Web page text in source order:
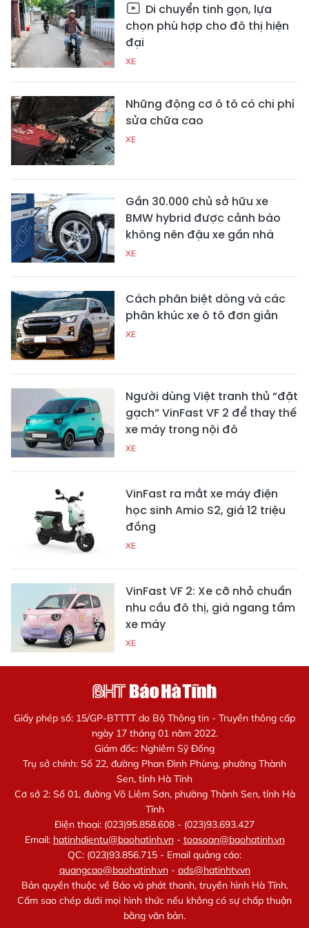
Di chuyển tinh gọn, lựa
chọn phù hợp cho đô thị hiện
đại
XE
Những động cơ ô tô có chi phí
sửa chữa cao
XE
Gần 30.000 chủ sở hữu xe
BMW hybrid được cảnh báo
không nên đậu xe gần nhà
XE
Cách phân biệt dòng và các
phân khúc xe ô tô đơn giản
XE
Người dùng Việt tranh thủ “đặt
gạch” VinFast VF 2 để thay thế
xe máy trong nội đô
XE
VinFast ra mắt xe máy điện
học sinh Amio S2, giá 12 triệu
đồng
XE
VinFast VF 2: Xe cỡ nhỏ chuẩn
nhu cầu đô thị, giá ngang tầm
xe máy
XE
Giấy phép số: 15/GP-BTTTT do Bộ Thông tin - Truyền thông cấp
ngày 17 tháng 01 năm 2022.
Giám đốc: Nghiêm Sỹ Đống
Trụ sở chính: Số 22, đường Phan Đình Phùng, phường Thành
Sen, tỉnh Hà Tĩnh
Cơ sở 2: Số 01, đường Võ Liêm Sơn, phường Thành Sen, tỉnh Hà
Tĩnh
Điện thoại: (023)95.858.608 - (023)93.693.427
Email: hatinhdientu@baohatinh.vn- toasoan@baohatinh.vn
QC: (023)93.856.715 - Email quảng cáo:
quangcao@baohatinh.vn- ads@hatinhtv.vn
Bản quyền thuộc về Báo và phát thanh, truyền hình Hà Tĩnh.
Cấm sao chép dưới mọi hình thức nếu không có sự chấp thuận
bằng văn bản.